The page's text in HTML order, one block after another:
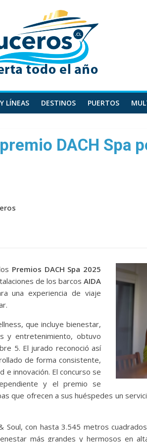
LÍNEAS DESTINOS PUERTOS
DACH Spa
Premios DACH Spa 2025
de los barcos AIDA
una experiencia de viaje
que incluye bienestar,
y entretenimiento, obtuvo
5. El jurado reconoció así
de forma consistente,
e innovación. El concurso se
y el premio se
que ofrecen a sus huéspedes un
Soul, con hasta 3.545 metros
más grandes y hermosos en